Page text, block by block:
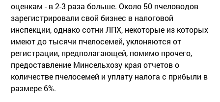
оценкам - в 2-3 раза больше. Около 50 пчеловодов
зарегистрировали свой бизнес в налоговой
инспекции, однако сотни ЛПХ, некоторые из которых
имеют до тысячи пчелосемей, уклоняются от
регистрации, предполагающей, помимо прочего,
предоставление Минсельхозу края отчетов о
количестве пчелосемей и уплату налога с прибыли в
размере 6%.